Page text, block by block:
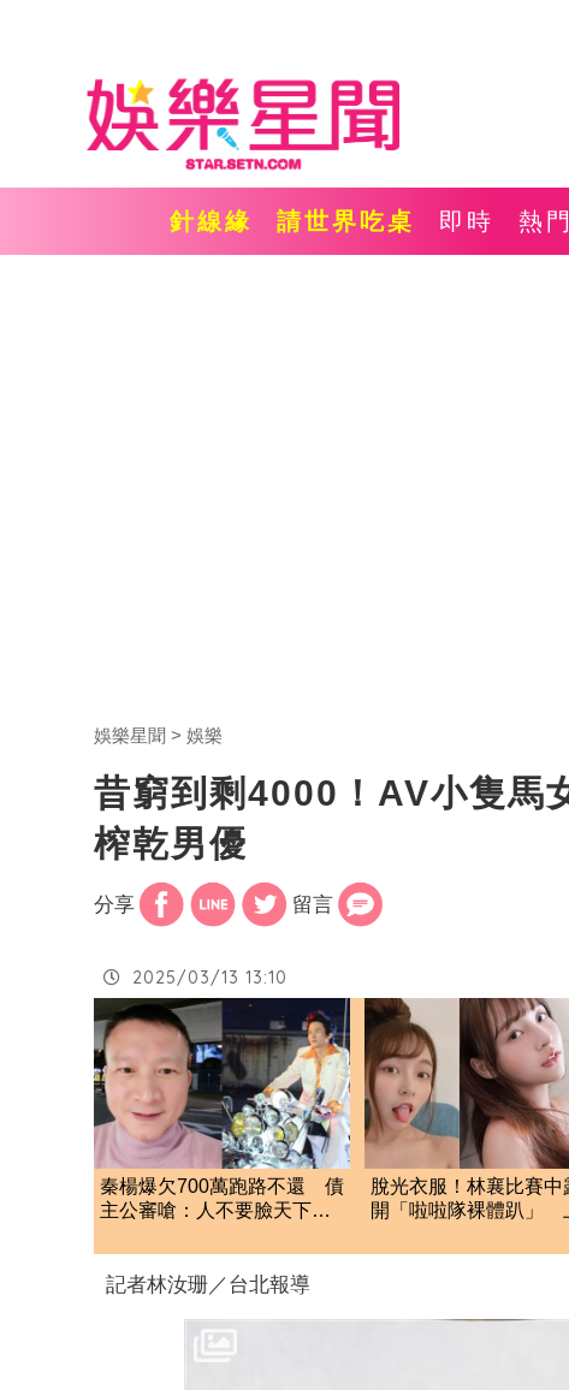
針線緣 請世界吃桌 即時 熱門
娛樂星聞 娛樂
昔窮到剩4000！AV小隻馬
榨乾男優
分享 留言
2025/03/13 13:10
秦楊爆欠700萬跑路不還 債
主公審嗆：人不要臉天下無
脫光衣服！林襄比賽中
開「啦啦隊裸體趴」
記者林汝珊／台北報導